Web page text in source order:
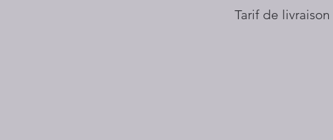
Tarif de livraison